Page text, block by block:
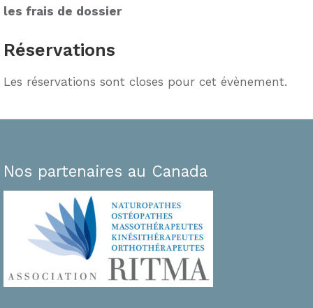
les frais de dossier
Réservations
Les réservations sont closes pour cet évènement.
Nos partenaires au Canada